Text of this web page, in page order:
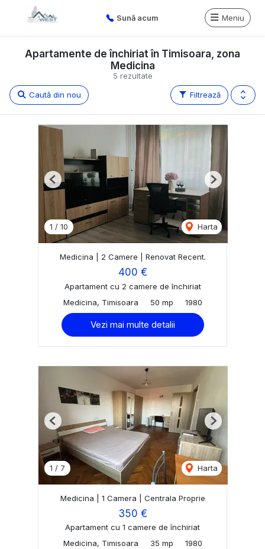
Sună acum Meniu
5 rezultate
Apartamente de închiriat în Timisoara, zona
Medicina
Filtrează
Caută din nou
1 / 10 Harta
Previous Next
Medicina | 2 Camere | Renovat Recent.
400 €
Apartament cu 2 camere de închiriat
Medicina, Timisoara
50 mp 1980
Vezi mai multe detalii
1 / 7 Harta
Previous Next
Medicina | 1 Camera | Centrala Proprie
350 €
Apartament cu 1 camere de închiriat
Medicina, Timisoara
35 mp 1980